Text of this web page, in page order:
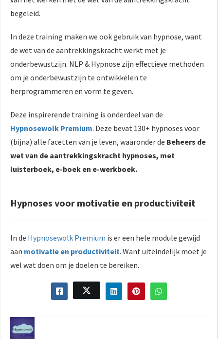
begeleid.
In deze training maken we ook gebruik van hypnose, want
de wet van de aantrekkingskracht werkt met je
onderbewustzijn. NLP & Hypnose zijn effectieve methoden
om je onderbewustzijn te ontwikkelen te
herprogrammeren en vorm te geven.
Deze inspirerende training is onderdeel van de
Hypnosewolk Premium. Deze bevat 130+ hypnoses voor
(bijna) alle facetten van je leven, waaronder de Beheers de
wet van de aantrekkingskracht hypnoses, met
luisterboek, e-boek en e-werkboek.
Hypnoses voor motivatie en productiviteit
In de Hypnosewolk Premium is er een hele module gewijd
aan motivatie en productiviteit. Want uiteindelijk moet je
wel wat doen om je doelen te bereiken.